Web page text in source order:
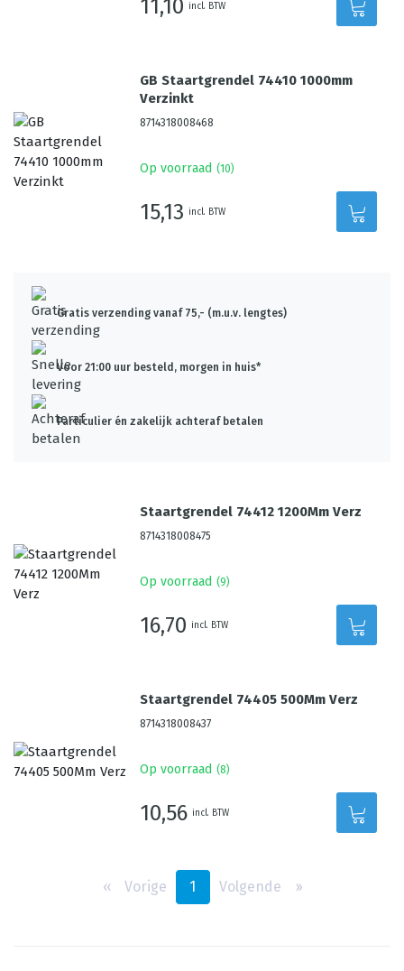
11,10 incl. BTW
GB Staartgrendel 74410 1000mm
Verzinkt
8714318008468
Op voorraad (10)
15,13 incl. BTW
Gratis verzending vanaf 75,- (m.u.v. lengtes)
Voor 21:00 uur besteld, morgen in huis*
Particulier én zakelijk achteraf betalen
Staartgrendel 74412 1200Mm Verz
8714318008475
Op voorraad (9)
16,70 incl. BTW
Staartgrendel 74405 500Mm Verz
8714318008437
Op voorraad (8)
10,56 incl. BTW
‹‹ Vorige 1 Volgende ››